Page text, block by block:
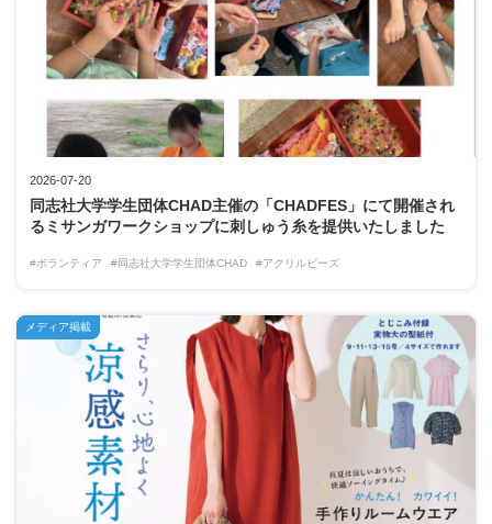
2026-07-20
同志社大学学生団体CHAD主催の「CHADFES」にて開催され
るミサンガワークショップに刺しゅう糸を提供いたしました
#ボランティア #同志社大学学生団体CHAD #アクリルビーズ
メディア掲載